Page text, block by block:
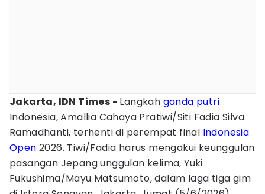
Jakarta, IDN Times - Langkah ganda putri
Indonesia, Amallia Cahaya Pratiwi/Siti Fadia Silva
Ramadhanti, terhenti di perempat final Indonesia
Open 2026. Tiwi/Fadia harus mengakui keunggulan
pasangan Jepang unggulan kelima, Yuki
Fukushima/Mayu Matsumoto, dalam laga tiga gim